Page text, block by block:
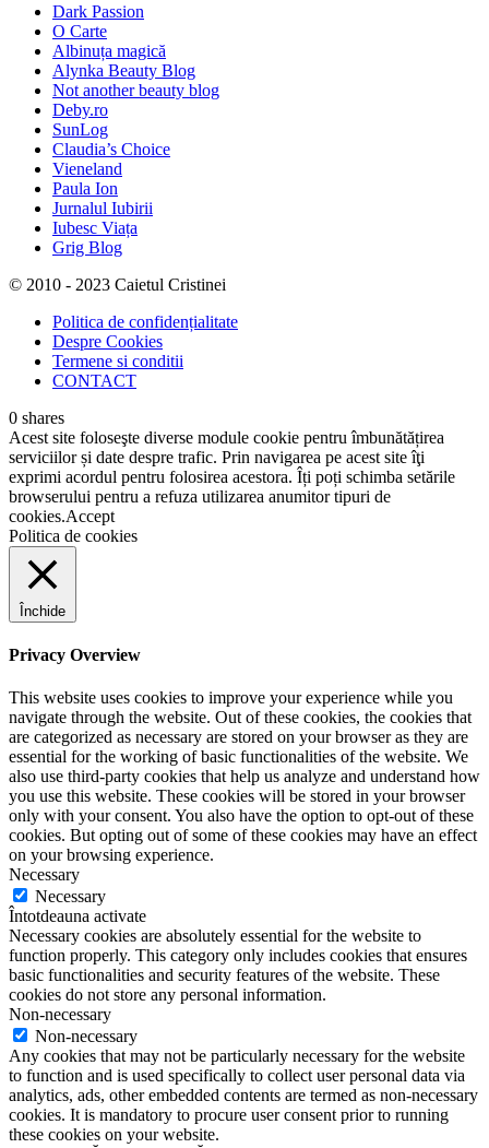
Dark Passion
O Carte
Albinuța magică
Alynka Beauty Blog
Not another beauty blog
Deby.ro
SunLog
Claudia’s Choice
Vieneland
Paula Ion
Jurnalul Iubirii
Iubesc Viața
Grig Blog
© 2010 - 2023 Caietul Cristinei
Politica de confidențialitate
Despre Cookies
Termene si conditii
CONTACT
0 shares
Acest site foloseşte diverse module cookie pentru îmbunătățirea
serviciilor și date despre trafic. Prin navigarea pe acest site îţi
exprimi acordul pentru folosirea acestora. Îți poți schimba setările
browserului pentru a refuza utilizarea anumitor tipuri de
cookies.Accept
Politica de cookies
Închide
Privacy Overview
This website uses cookies to improve your experience while you
navigate through the website. Out of these cookies, the cookies that
are categorized as necessary are stored on your browser as they are
essential for the working of basic functionalities of the website. We
also use third-party cookies that help us analyze and understand how
you use this website. These cookies will be stored in your browser
only with your consent. You also have the option to opt-out of these
cookies. But opting out of some of these cookies may have an effect
on your browsing experience.
Necessary
Necessary
Întotdeauna activate
Necessary cookies are absolutely essential for the website to
function properly. This category only includes cookies that ensures
basic functionalities and security features of the website. These
cookies do not store any personal information.
Non-necessary
Non-necessary
Any cookies that may not be particularly necessary for the website
to function and is used specifically to collect user personal data via
analytics, ads, other embedded contents are termed as non-necessary
cookies. It is mandatory to procure user consent prior to running
these cookies on your website.